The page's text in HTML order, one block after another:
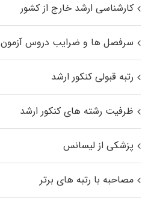
کارشناسی ارشد خارج از کشور
سرفصل ها و ضرایب دروس آزمون
رتبه قبولی کنکور ارشد
ظرفیت رشته های کنکور ارشد
پزشکی از لیسانس
مصاحبه با رتبه های برتر